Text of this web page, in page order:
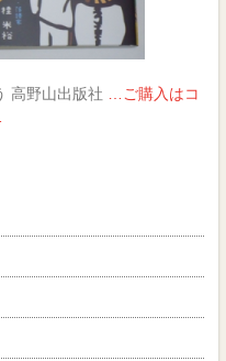
高野山出版社
…ご購入はコ